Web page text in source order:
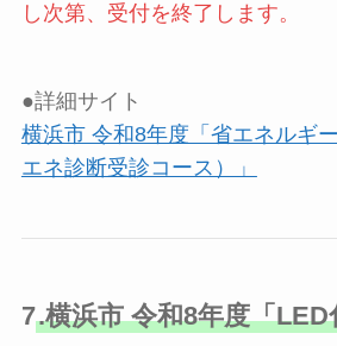
し次第、受付を終了します。
●詳細サイト
横浜市 令和8年度「省エネルギ
エネ診断受診コース）」
7.横浜市 令和8年度「LED